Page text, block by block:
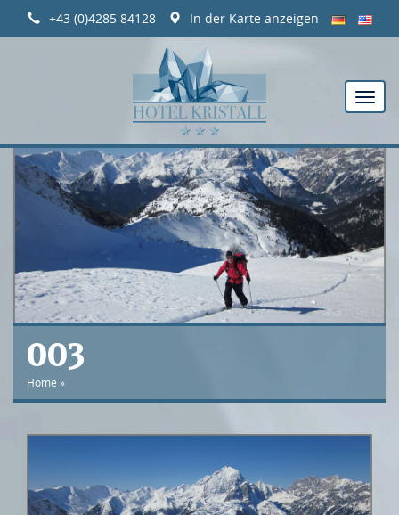
+43 (0)4285 84128 In der Karte anzeigen
003
Home »